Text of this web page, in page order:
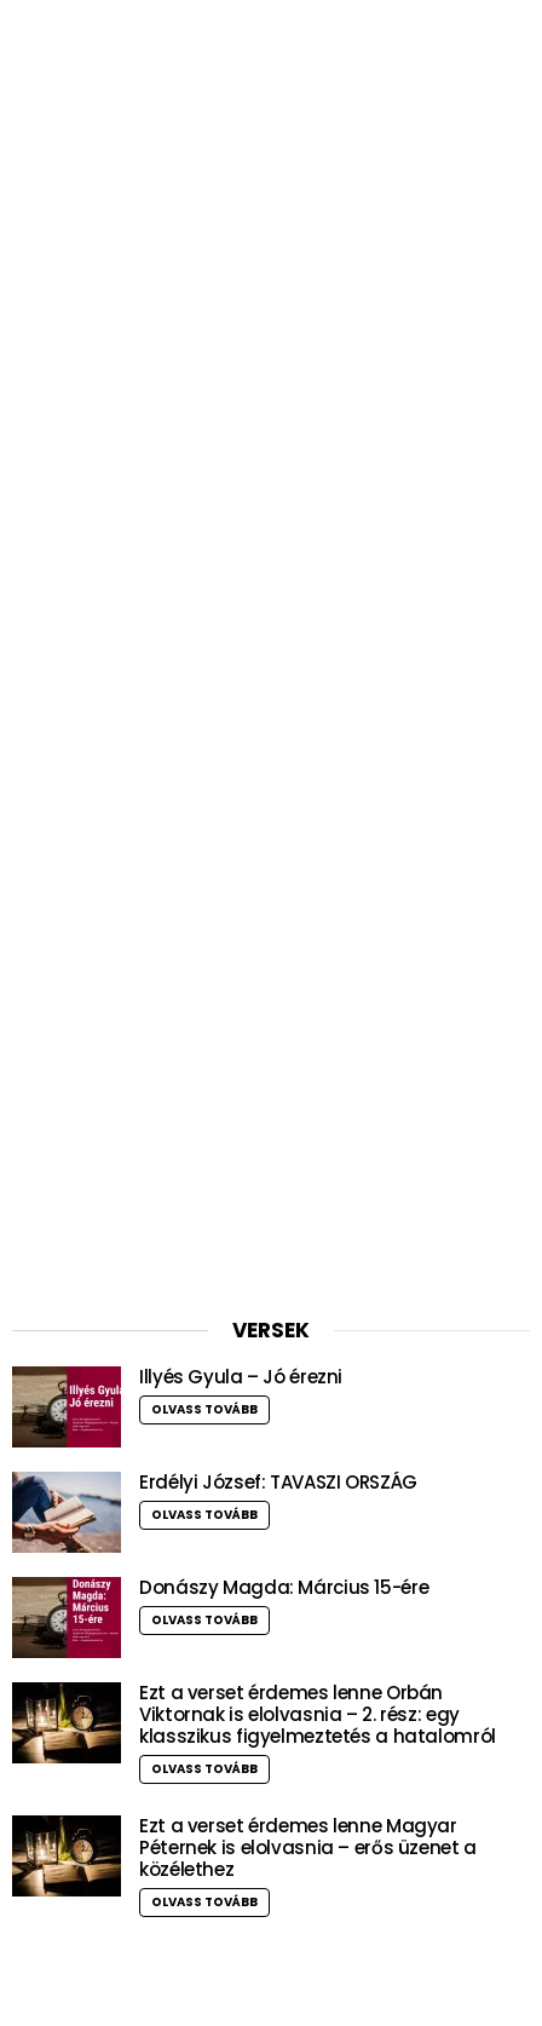
VERSEK
Illyés Gyula – Jó érezni
OLVASS TOVÁBB
Erdélyi József: TAVASZI ORSZÁG
OLVASS TOVÁBB
Donászy Magda: Március 15-ére
OLVASS TOVÁBB
Ezt a verset érdemes lenne Orbán
Viktornak is elolvasnia – 2. rész: egy
klasszikus figyelmeztetés a hatalomról
OLVASS TOVÁBB
Ezt a verset érdemes lenne Magyar
Péternek is elolvasnia – erős üzenet a
közélethez
OLVASS TOVÁBB